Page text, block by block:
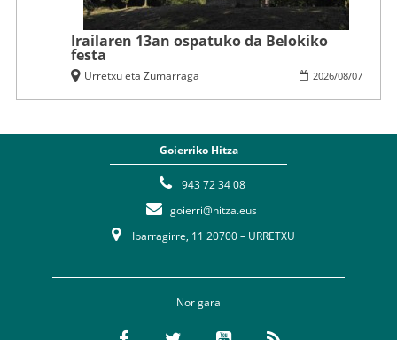
Irailaren 13an ospatuko da Belokiko
festa
2026/08/07
Urretxu eta Zumarraga
Goierriko Hitza
943 72 34 08
goierri@hitza.eus
Iparragirre, 11 20700 – URRETXU
Nor gara